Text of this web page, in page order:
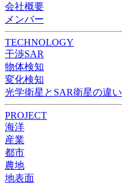
会社概要
メンバー
TECHNOLOGY
干渉SAR
物体検知​​
変化検知​
光学衛星とSAR衛星の違い
PROJECT
海洋
産業
都市​
農地
地表面